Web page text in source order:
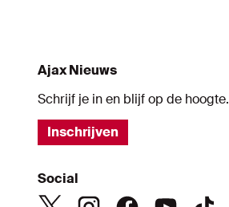
Ajax Nieuws
Schrijf je in en blijf op de hoogte.
Inschrijven
Social